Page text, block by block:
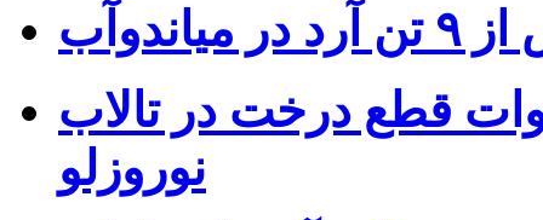
قطع درخت در تالاب
نوروزلو